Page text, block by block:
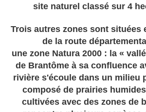
site naturel classé sur 4
Trois autres zones sont situées
de la route
une zone Natura 2000 : la «
de Brantôme à sa confluence
rivière s'écoule dans un milieu
composé de prairies
cultivées avec des zones de